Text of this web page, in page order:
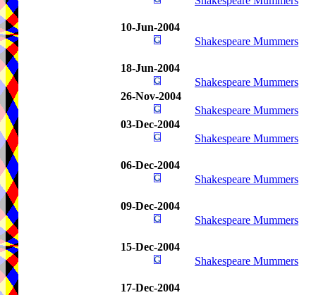
10-Jun-2004
Shakespeare Mummers
18-Jun-2004
Shakespeare Mummers
26-Nov-2004
Shakespeare Mummers
03-Dec-2004
Shakespeare Mummers
06-Dec-2004
Shakespeare Mummers
09-Dec-2004
Shakespeare Mummers
15-Dec-2004
Shakespeare Mummers
17-Dec-2004